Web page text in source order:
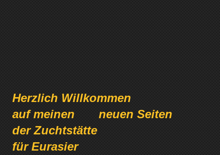
Herzlich Willkommen
auf meinen neuen Seiten
der Zuchtstätte
für Eurasier